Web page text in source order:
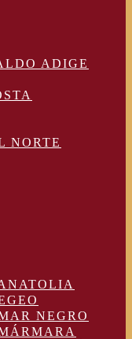
ADIGE
NORTE
NEGRO